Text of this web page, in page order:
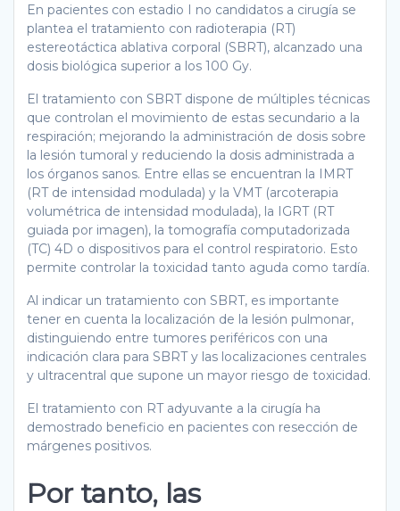
En pacientes con estadio I no candidatos a cirugía se
plantea el tratamiento con radioterapia (RT)
estereotáctica ablativa corporal (SBRT), alcanzado una
dosis biológica superior a los 100 Gy.
El tratamiento con SBRT dispone de múltiples técnicas
que controlan el movimiento de estas secundario a la
respiración; mejorando la administración de dosis sobre
la lesión tumoral y reduciendo la dosis administrada a
los órganos sanos. Entre ellas se encuentran la IMRT
(RT de intensidad modulada) y la VMT (arcoterapia
volumétrica de intensidad modulada), la IGRT (RT
guiada por imagen), la tomografía computadorizada
(TC) 4D o dispositivos para el control respiratorio. Esto
permite controlar la toxicidad tanto aguda como tardía.
Al indicar un tratamiento con SBRT, es importante
tener en cuenta la localización de la lesión pulmonar,
distinguiendo entre tumores periféricos con una
indicación clara para SBRT y las localizaciones centrales
y ultracentral que supone un mayor riesgo de toxicidad.
El tratamiento con RT adyuvante a la cirugía ha
demostrado beneficio en pacientes con resección de
márgenes positivos.
Por tanto, las